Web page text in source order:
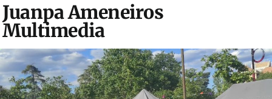
Juanpa Ameneiros
Multimedia